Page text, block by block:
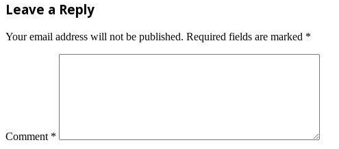
Leave a Reply
Your email address will not be published. Required fields are marked *
Comment *